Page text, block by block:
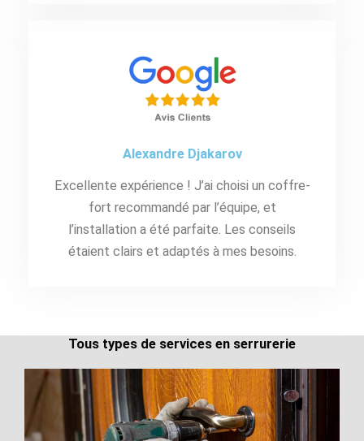
Alexandre Djakarov
Excellente expérience ! J’ai choisi un coffre-
fort recommandé par l’équipe, et
l’installation a été parfaite. Les conseils
étaient clairs et adaptés à mes besoins.
Tous types de services en serrurerie